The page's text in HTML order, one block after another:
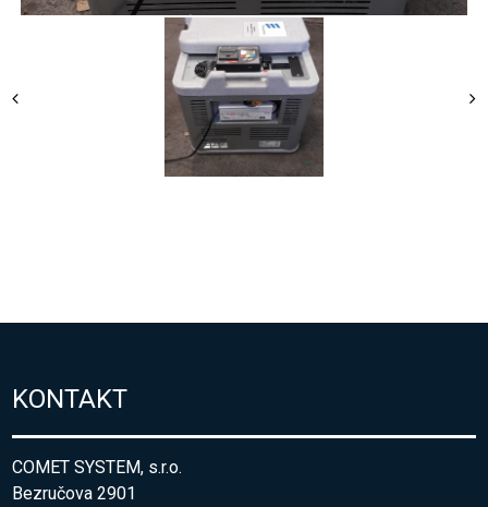
KONTAKT
COMET SYSTEM, s.r.o.
Bezručova 2901